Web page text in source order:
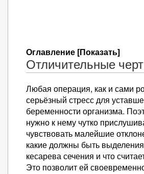
Оглавление [Показать]
Отличительные
Любая операция, как и сами
серьёзный стресс для
беременности организма.
нужно к нему чутко
чувствовать малейшие
какие должны быть
кесарева сечения и что
Это позволит ей